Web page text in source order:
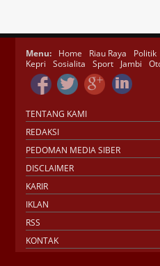
Menu: Home Riau Raya Politik
Kepri
Sosialita Sport Jambi
TENTANG KAMI
REDAKSI
PEDOMAN MEDIA SIBER
DISCLAIMER
KARIR
IKLAN
RSS
KONTAK